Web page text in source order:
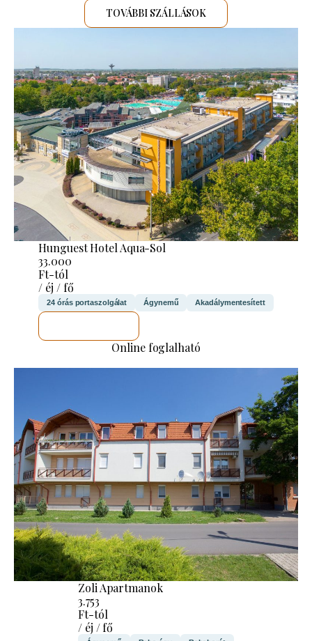
TOVÁBBI SZÁLLÁSOK
Hunguest Hotel Aqua-Sol
33.000
Ft-tól
/ éj / fő
24 órás portaszolgálat Ágynemű Akadálymentesített
Online foglalható
Zoli Apartmanok
3.753
Ft-tól
/ éj / fő